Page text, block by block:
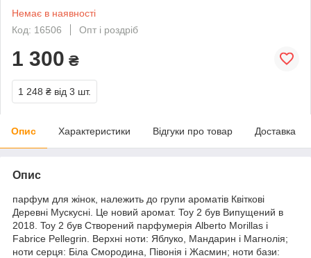
Немає в наявності
Код: 16506
Опт і роздріб
1 300 ₴
1 248 ₴ від 3 шт.
Опис Характеристики Відгуки про товар Доставка
Опис
парфум для жінок, належить до групи ароматів Квіткові
Деревні Мускусні. Це новий аромат. Toy 2 був Випущений в
2018. Toy 2 був Створений парфумерія Alberto Morillas і
Fabrice Pellegrin. Верхні ноти: Яблуко, Мандарин і Магнолія;
ноти серця: Біла Смородина, Півонія і Жасмин; ноти бази: